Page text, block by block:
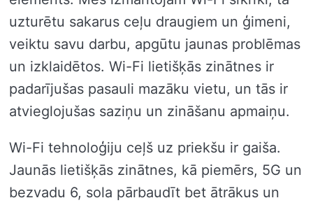
uzturētu sakarus ceļu draugiem un ģimeni,
veiktu savu darbu, apgūtu jaunas problēmas
un izklaidētos. Wi-Fi lietišķās zinātnes ir
padarījušas pasauli mazāku vietu, un tās ir
atvieglojušas saziņu un zināšanu apmaiņu.
Wi-Fi tehnoloģiju ceļš uz priekšu ir gaiša.
Jaunās lietišķās zinātnes, kā piemērs, 5G un
bezvadu 6, sola pārbaudīt bet ātrākus un